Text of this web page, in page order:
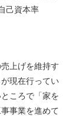
己資本率
上げを維持す
現在行ってい
ころで「家を
事業を進めて